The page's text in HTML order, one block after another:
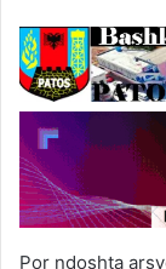
Por ndoshta